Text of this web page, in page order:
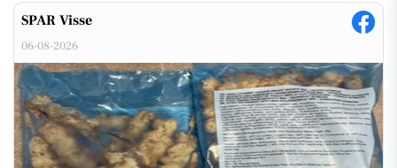
SPAR Visse
06-08-2026